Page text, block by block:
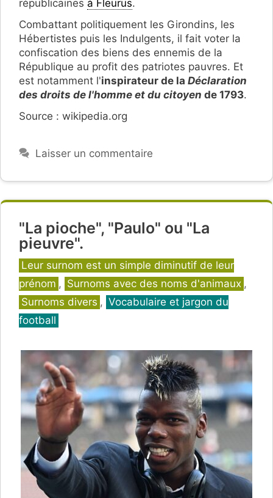
républicaines à Fleurus.
Combattant politiquement les Girondins, les
Hébertistes puis les Indulgents, il fait voter la
confiscation des biens des ennemis de la
République au profit des patriotes pauvres. Et
est notamment l'inspirateur de la Déclaration
des droits de l'homme et du citoyen de 1793.
Source : wikipedia.org
Laisser un commentaire
"La pioche", "Paulo" ou "La
pieuvre".
Catégories
Leur surnom est un simple diminutif de leur
prénom , Surnoms avec des noms d'animaux ,
Surnoms divers , Vocabulaire et jargon du
football